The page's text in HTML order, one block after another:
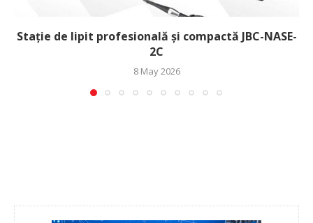
Stație de lipit profesională și compactă JBC-NASE-
2C
8 May 2026